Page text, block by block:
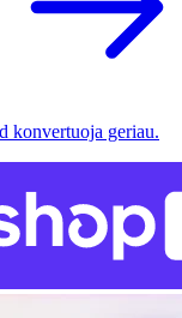
konvertuoja geriau.